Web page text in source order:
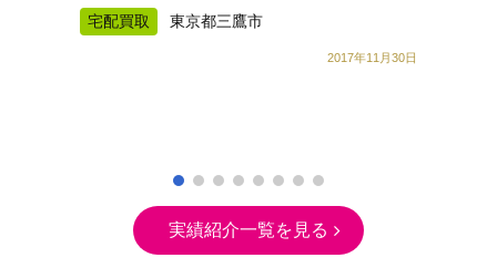
宅配買取 東京都三鷹市
2017年11月30日
実績紹介一覧を見る